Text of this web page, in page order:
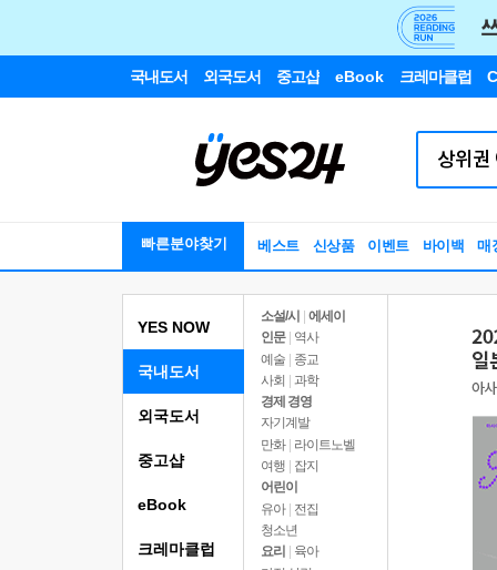
국내도서 외국도서 중고샵 eBook 크레마클럽
빠른분야찾기 베스트 신상품 이벤트 바이백 매
YES NOW
국내도서
소설/시
에세이
인문
역사
예술 | 종교
사회 | 과학
경제 경영
자기계발
만화 | 라이트노벨
여행
잡지
어린이
유아 | 전집
청소년
요리
육아
외국도서
중고샵
eBook
크레마클럽